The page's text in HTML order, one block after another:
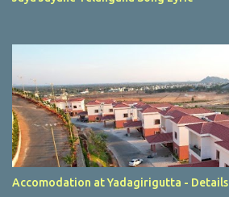
Accomodation at Yadagirigutta - Details